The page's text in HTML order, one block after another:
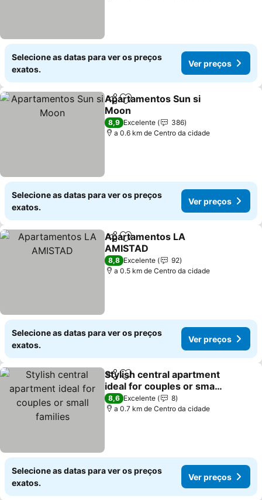
Selecione as datas para ver os preços
exatos.
Ver preços
PartilharAdicionar aos favoritos
Apartamentos Sun si
Moon
Ver preços
8,9 Excelente
386
a 0.6 km de Centro da cidade
Selecione as datas para ver os preços
exatos.
Ver preços
PartilharAdicionar aos favoritos
Apartamentos LA
AMISTAD
Ver preços
8,8 Excelente
92
a 0.5 km de Centro da cidade
Selecione as datas para ver os preços
exatos.
Ver preços
PartilharAdicionar aos favoritos
Stylish central apartment
ideal for couples or small
families
Ver preços
8,6 Excelente
8
a 0.7 km de Centro da cidade
Selecione as datas para ver os preços
exatos.
Ver preços